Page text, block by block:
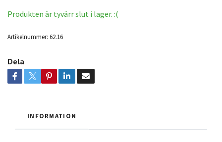
Produkten är tyvärr slut i lager. :(
Artikelnummer: 62.16
Dela
INFORMATION